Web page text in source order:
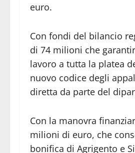
euro.
Con fondi del bilancio
di 74 milioni che
lavoro a tutta la platea
nuovo codice degli
diretta da parte del
Con la manovra
milioni di euro, che
bonifica di Agrigento e